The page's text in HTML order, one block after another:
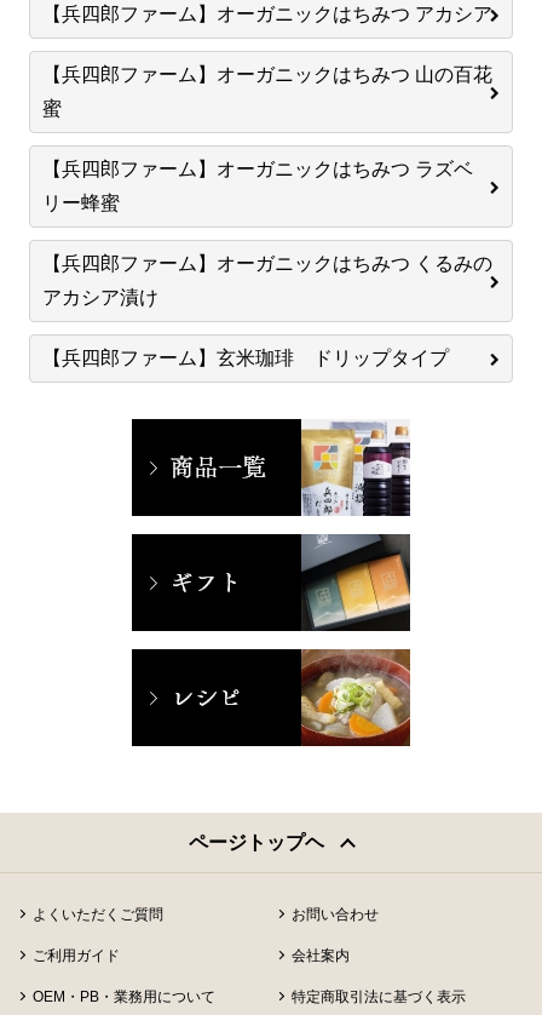
【兵四郎ファーム】オーガニックはちみつ アカシア
【兵四郎ファーム】オーガニックはちみつ 山の百花
蜜
【兵四郎ファーム】オーガニックはちみつ ラズベ
リー蜂蜜
【兵四郎ファーム】オーガニックはちみつ くるみの
アカシア漬け
【兵四郎ファーム】玄米珈琲 ドリップタイプ
ページトップヘ
よくいただくご質問 お問い合わせ
ご利用ガイド 会社案内
OEM・PB・業務用について 特定商取引法に基づく表示